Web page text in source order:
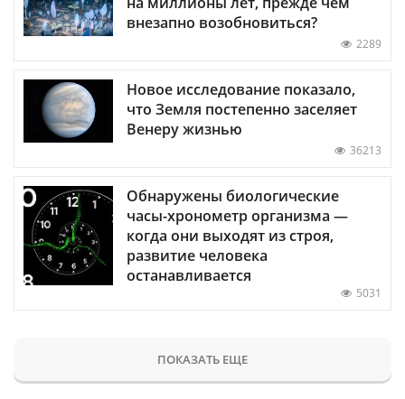
внезапно возобновиться?
2289
Новое исследование показало,
что Земля постепенно заселяет
Венеру жизнью
36213
Обнаружены биологические
часы-хронометр организма —
когда они выходят из строя,
развитие человека
останавливается
5031
ПОКАЗАТЬ ЕЩЕ